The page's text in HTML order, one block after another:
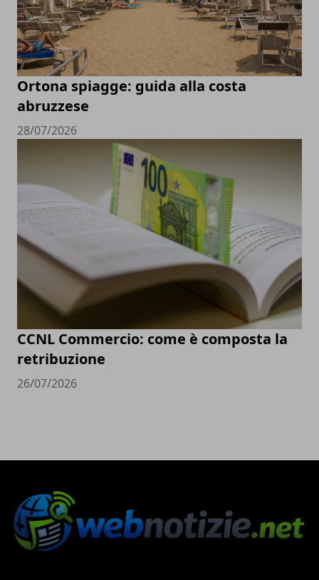
Ortona spiagge: guida alla costa
abruzzese
28/07/2026
CCNL Commercio: come è composta la
retribuzione
26/07/2026